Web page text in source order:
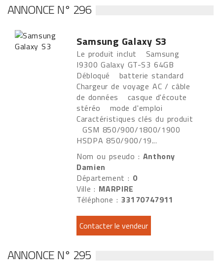
ANNONCE N° 296
Samsung Galaxy S3
Le produit inclut Samsung
I9300 Galaxy GT-S3 64GB
Débloqué batterie standard
Chargeur de voyage AC / câble
de données casque d'écoute
stéréo mode d'emploi
Caractéristiques clés du produit
GSM 850/900/1800/1900
HSDPA 850/900/19...
Nom ou pseudo : Anthony
Damien
Département : 0
Ville : MARPIRE
Téléphone : 33170747911
ANNONCE N° 295